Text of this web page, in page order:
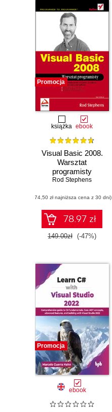
Promocja
książka ebook
Visual Basic 2008.
Warsztat
programisty
Rod Stephens
(74,50 zł najniższa cena z 30 dni)
78.97 zł
149.00zł (-47%)
Promocja
ebook